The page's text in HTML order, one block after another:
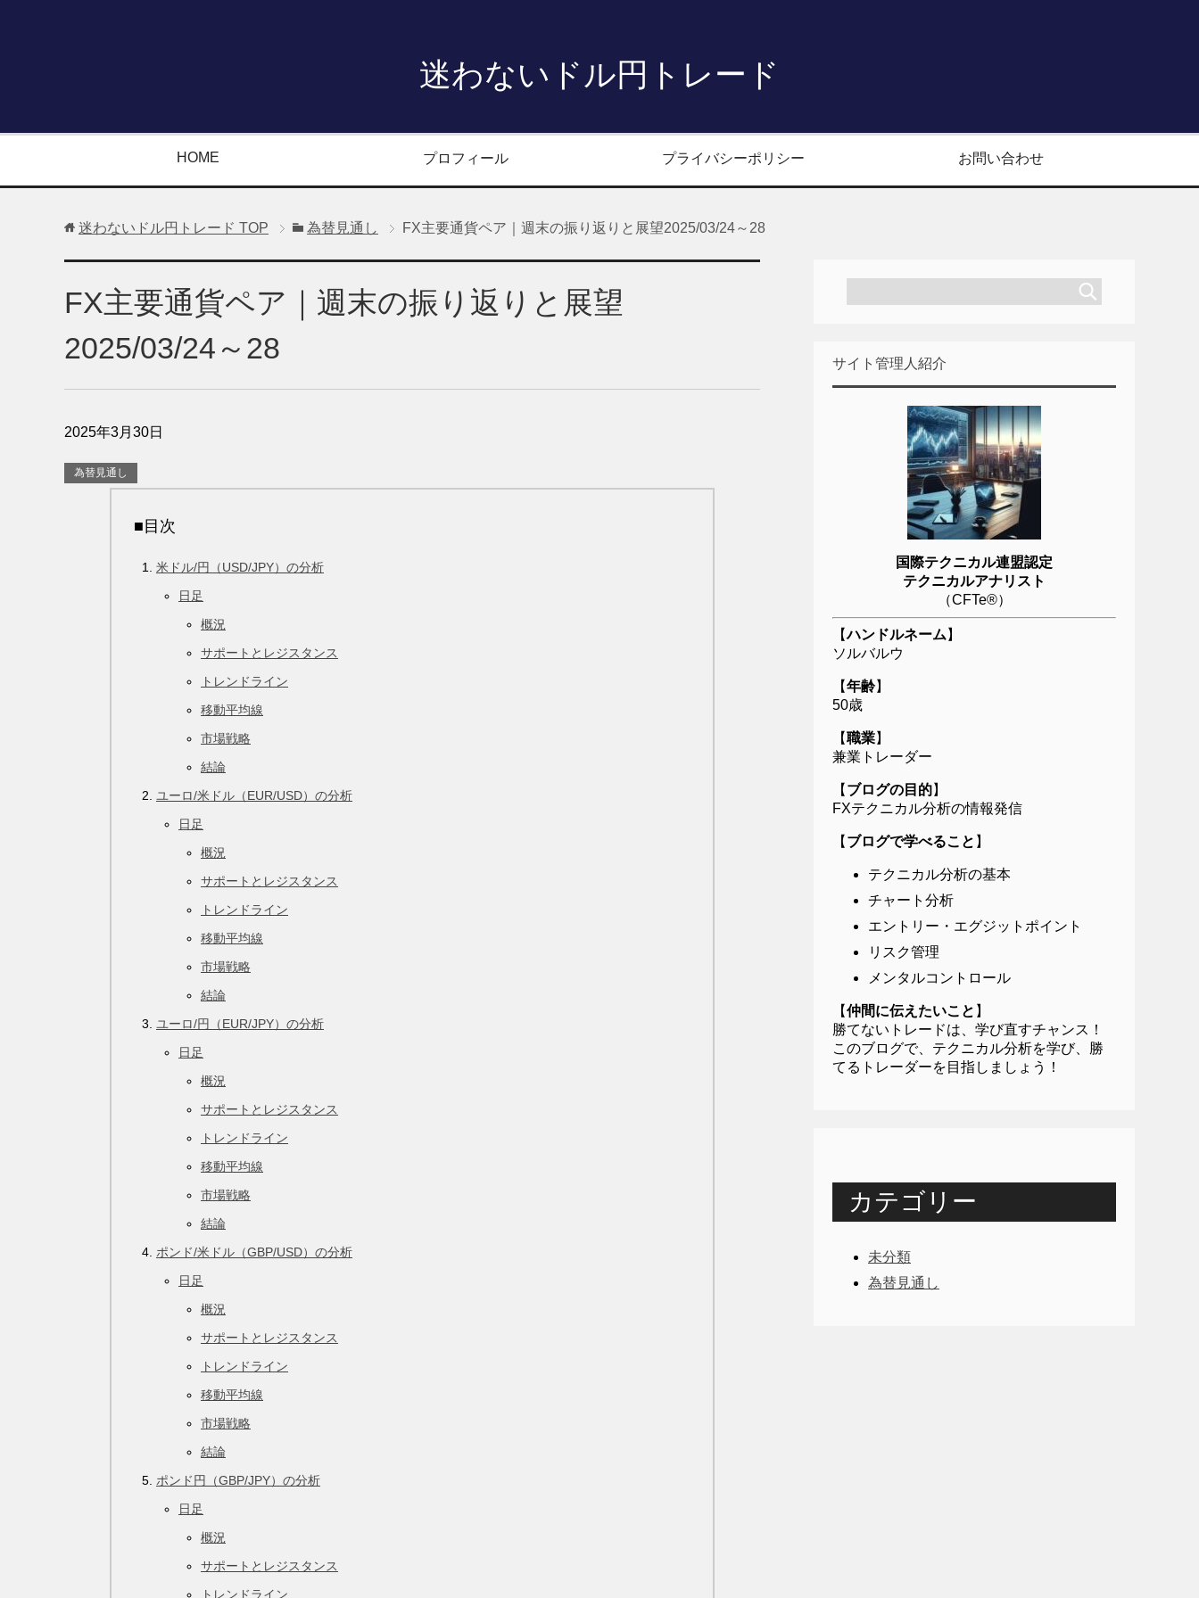
迷わないドル円トレード
HOME プロフィール プライバシーポリシー お問い合わせ
迷わないドル円トレード TOP 為替見通し FX主要通貨ペア｜週末の振り返りと展望2025/03/24～28
FX主要通貨ペア｜週末の振り返りと展望
2025/03/24～28
2025年3月30日
為替見通し
■目次
米ドル/円（USD/JPY）の分析
日足
概況
サポートとレジスタンス
トレンドライン
移動平均線
市場戦略
結論
ユーロ/米ドル（EUR/USD）の分析
日足
概況
サポートとレジスタンス
トレンドライン
移動平均線
市場戦略
結論
ユーロ/円（EUR/JPY）の分析
日足
概況
サポートとレジスタンス
トレンドライン
移動平均線
市場戦略
結論
ポンド/米ドル（GBP/USD）の分析
日足
概況
サポートとレジスタンス
トレンドライン
移動平均線
市場戦略
結論
ポンド円（GBP/JPY）の分析
日足
概況
サポートとレジスタンス
トレンドライン
サイト管理人紹介
国際テクニカル連盟認定
テクニカルアナリスト
（CFTe®）
【ハンドルネーム 】
ソルバルウ
【年齢】
50歳
【職業】
兼業トレーダー
【 ブログの目的】
FXテクニカル分析の情報発信
【 ブログで学べること 】
テクニカル分析の基本
チャート分析
エントリー・エグジットポイント
リスク管理
メンタルコントロール
【仲間に伝えたいこと 】
勝てないトレードは、学び直すチャンス！
このブログで、テクニカル分析を学び、勝
てるトレーダーを目指しましょう！
カテゴリー
未分類
為替見通し